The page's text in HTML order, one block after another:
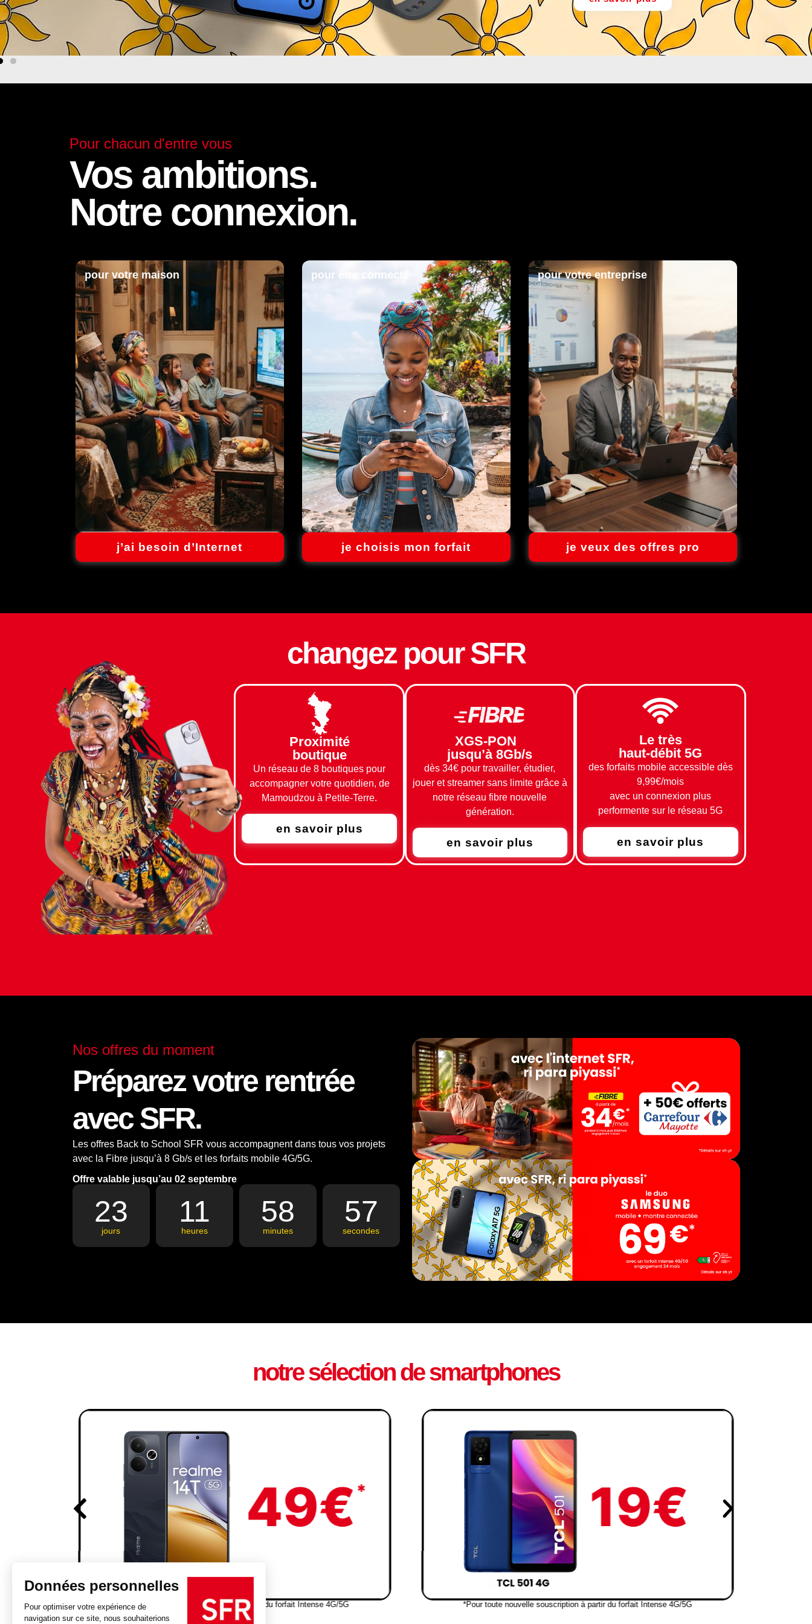
Pour chacun d'entre vous
Vos ambitions.
Notre connexion.
pour votre maison
j’ai besoin d’Internet
pour être connecté
je choisis mon forfait
pour votre entreprise
je veux des offres pro
changez pour SFR
Proximité
boutique
Un réseau de 8 boutiques pour
accompagner votre quotidien, de
Mamoudzou à Petite-Terre.
en savoir plus
XGS-PON
jusqu’à 8Gb/s
dès 34€ pour travailler, étudier,
jouer et streamer sans limite grâce à
notre réseau fibre nouvelle
génération.
en savoir plus
Le très
haut-débit 5G
des forfaits mobile accessible dès
9,99€/mois
avec un connexion plus
performente sur le réseau 5G
en savoir plus
Nos offres du moment
Préparez votre rentrée
avec SFR.
Les offres Back to School SFR vous accompagnent dans tous vos projets
avec la Fibre jusqu’à 8 Gb/s et les forfaits mobile 4G/5G.
Offre valable jusqu’au 02 septembre
23
jours
11
heures
58
minutes
56
secondes
notre sélection de smartphones
*Pour toute nouvelle souscription à partir du forfait Intense 4G/5G *Pour toute nouvelle souscription à partir du forfait Intense 4G/5G